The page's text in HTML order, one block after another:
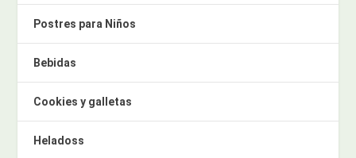
Postres para Niños
Bebidas
Cookies y galletas
Heladoss